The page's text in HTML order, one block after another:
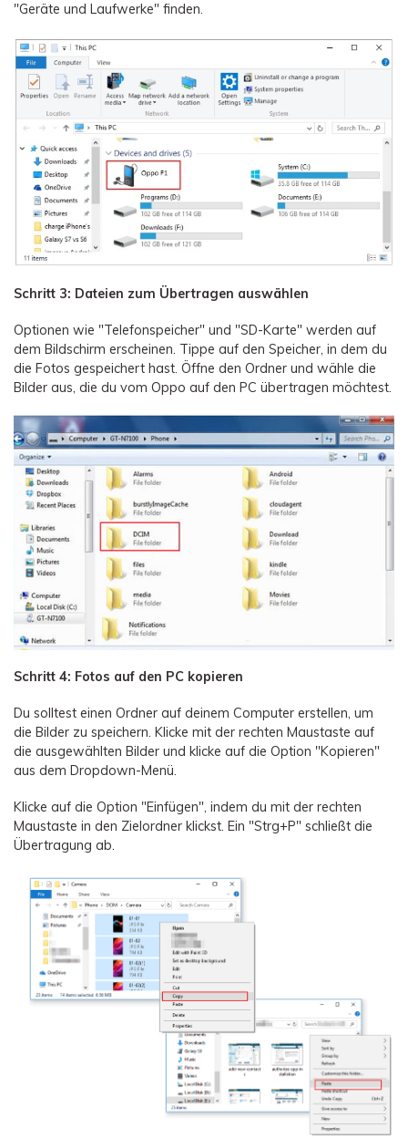
"Geräte und Laufwerke" finden.
Schritt 3: Dateien zum Übertragen auswählen
Optionen wie "Telefonspeicher" und "SD-Karte" werden auf
dem Bildschirm erscheinen. Tippe auf den Speicher, in dem du
die Fotos gespeichert hast. Öffne den Ordner und wähle die
Bilder aus, die du vom Oppo auf den PC übertragen möchtest.
Schritt 4: Fotos auf den PC kopieren
Du solltest einen Ordner auf deinem Computer erstellen, um
die Bilder zu speichern. Klicke mit der rechten Maustaste auf
die ausgewählten Bilder und klicke auf die Option "Kopieren"
aus dem Dropdown-Menü.
Klicke auf die Option "Einfügen", indem du mit der rechten
Maustaste in den Zielordner klickst. Ein "Strg+P" schließt die
Übertragung ab.